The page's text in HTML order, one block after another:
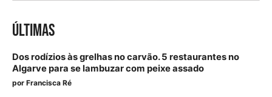
ÚLTIMAS
Dos rodízios às grelhas no carvão. 5 restaurantes no
Algarve para se lambuzar com peixe assado
por Francisca Ré